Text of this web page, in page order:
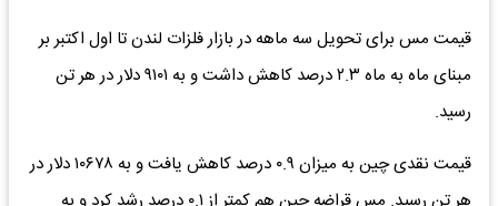
قیمت مس برای تحویل سه ماهه در بازار فلزات لندن تا اول اکتبر بر
مبنای ماه به ماه ۲.۳ درصد کاهش داشت و به ۹۱۰۱ دلار در هر تن
رسید.
قیمت نقدی چین به میزان ۰.۹ درصد کاهش یافت و به ۱۰۶۷۸ دلار در